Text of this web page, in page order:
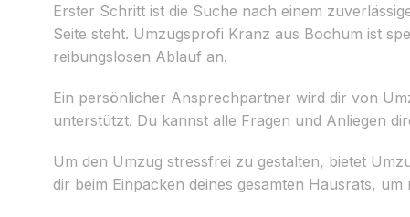
Erster Schritt ist die Suche nach einem
Seite steht. Umzugsprofi Kranz aus Bochum ist
reibungslosen Ablauf an.
Ein persönlicher Ansprechpartner wird dir von
unterstützt. Du kannst alle Fragen und Anliegen
Um den Umzug stressfrei zu gestalten, bietet
dir beim Einpacken deines gesamten Hausrats,